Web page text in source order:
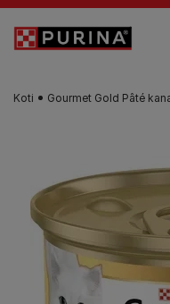
Skip to main content
Koti Gourmet Gold Pâté